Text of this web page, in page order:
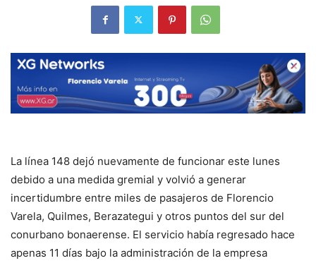
La línea 148 dejó nuevamente de funcionar este lunes
debido a una medida gremial y volvió a generar
incertidumbre entre miles de pasajeros de Florencio
Varela, Quilmes, Berazategui y otros puntos del sur del
conurbano bonaerense. El servicio había regresado hace
apenas 11 días bajo la administración de la empresa